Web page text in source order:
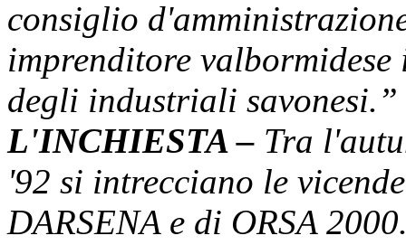
consiglio
imprenditore valbormidese
degli industriali
L'INCHIESTA – Tra
'92 si intrecciano le
DARSENA e di ORSA